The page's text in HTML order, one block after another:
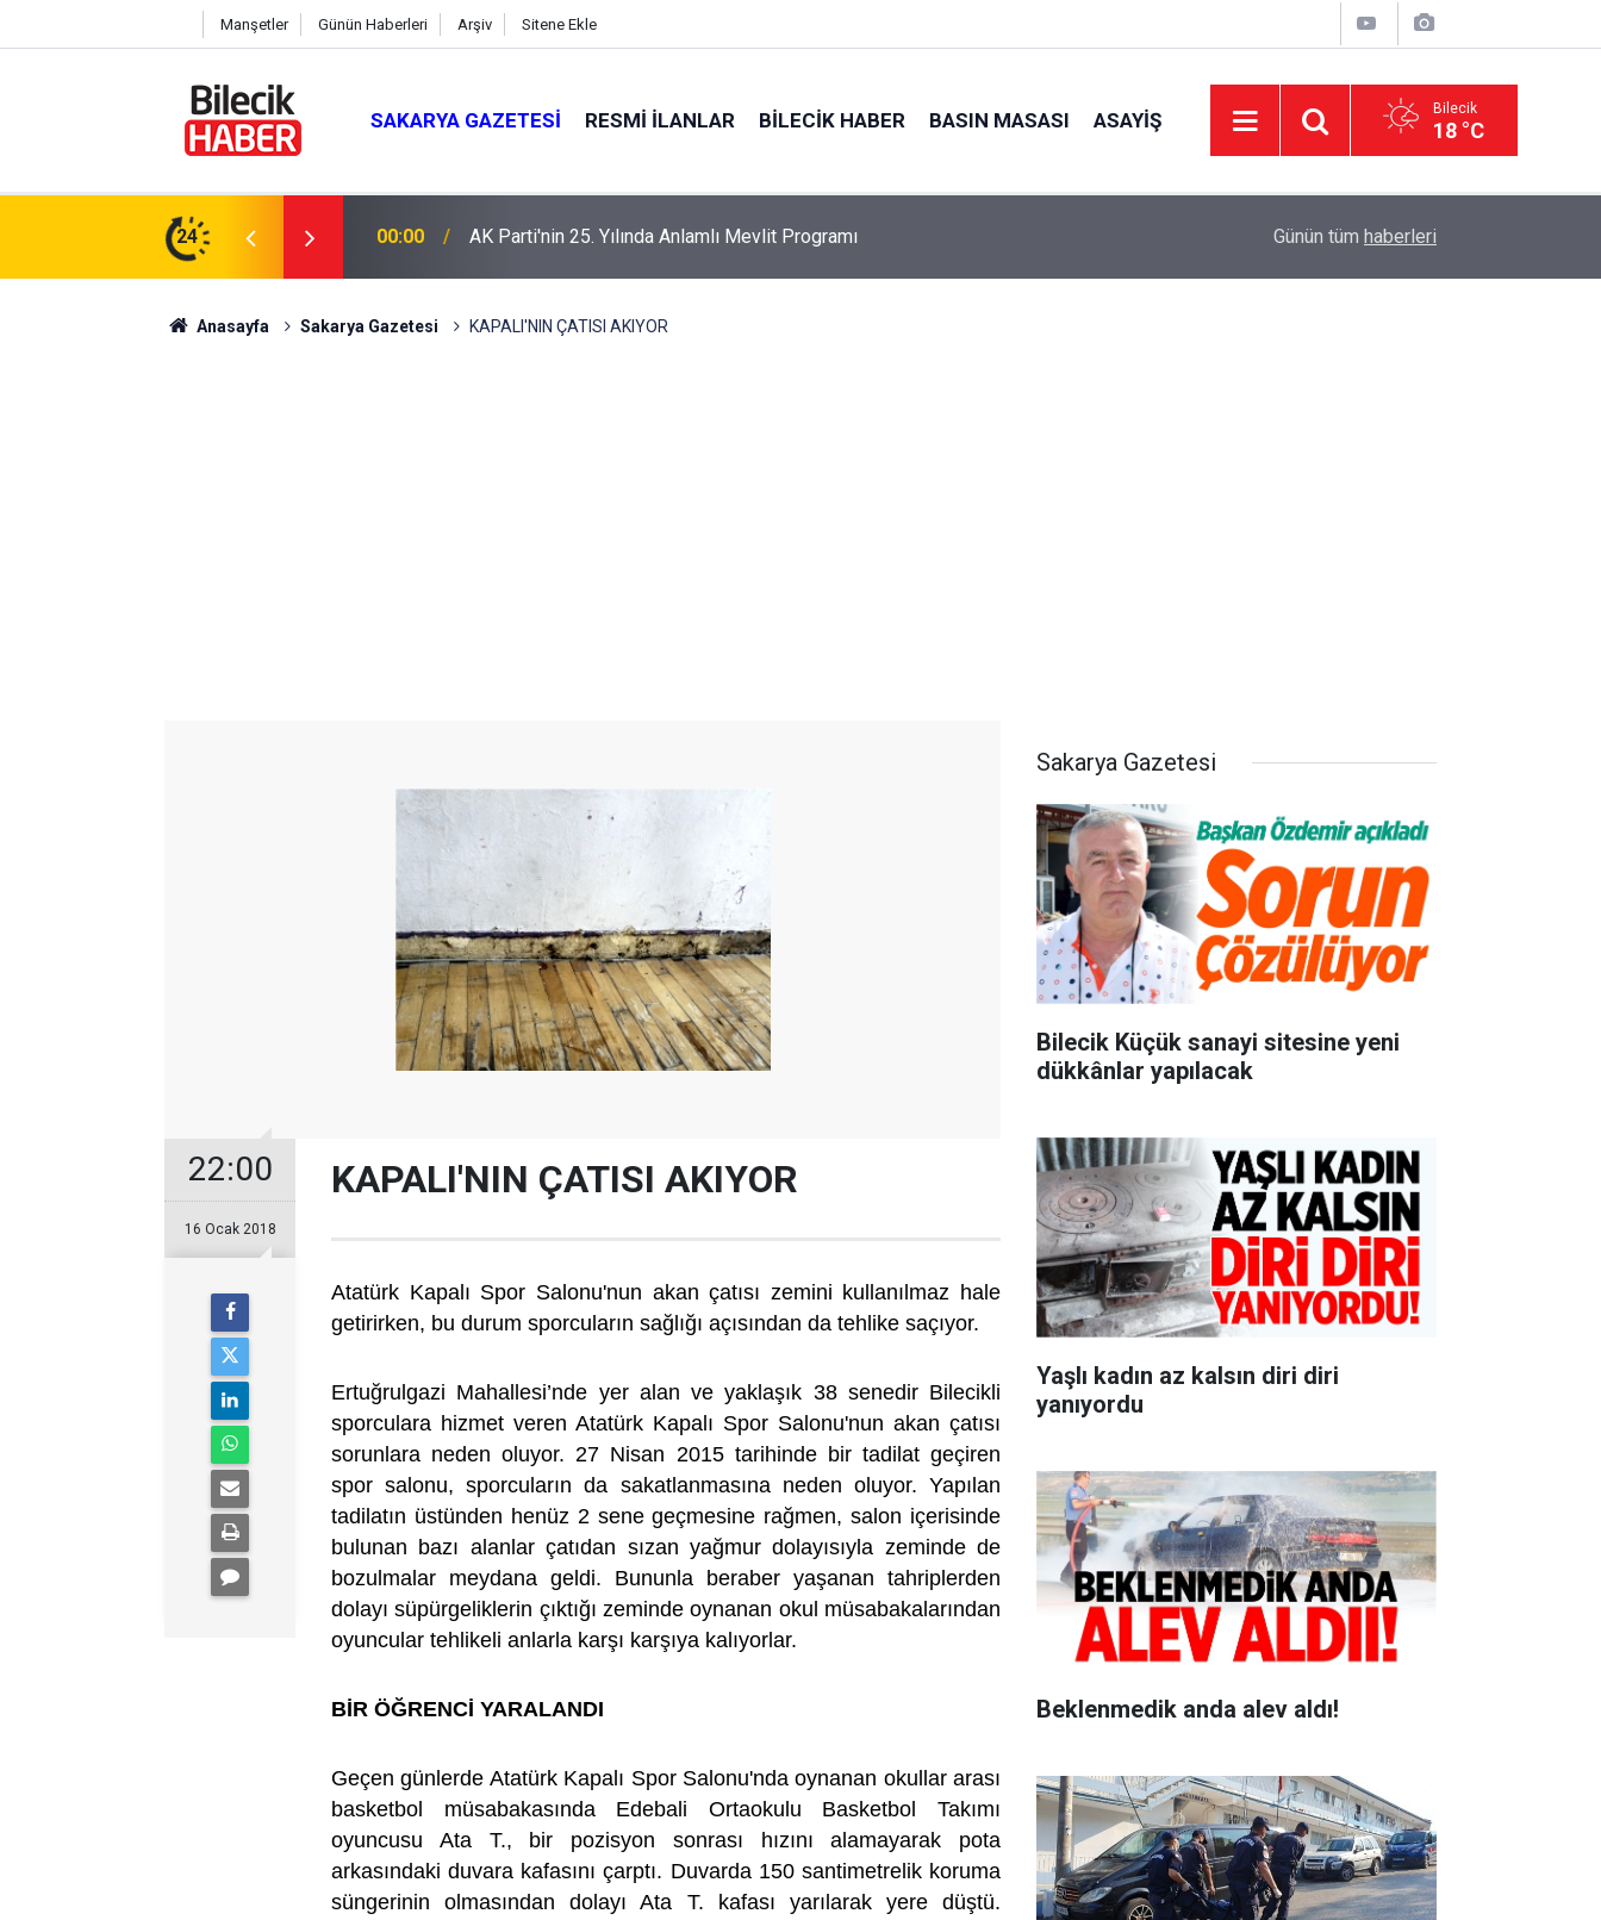
Manşetler Günün Haberleri Arşiv Sitene Ekle
SAKARYA GAZETESI RESMI İLANLAR BILECIK HABER BASIN MASASI ASAYIŞ Bilecik
18 °C
24 16:04 Saman balyaları küle döndü İl Genel Meclisi’nden okullara 1.8 milyon TL
Günün tüm haberleri
Anasayfa Sakarya Gazetesi KAPALI'NIN ÇATISI AKIYOR
22:00
16 Ocak 2018
KAPALI'NIN ÇATISI AKIYOR
Atatürk Kapalı Spor Salonu'nun akan çatısı zemini kullanılmaz hale
getirirken, bu durum sporcuların sağlığı açısından da tehlike saçıyor.
Ertuğrulgazi Mahallesi’nde yer alan ve yaklaşık 38 senedir Bilecikli
sporculara hizmet veren Atatürk Kapalı Spor Salonu'nun akan çatısı
sorunlara neden oluyor. 27 Nisan 2015 tarihinde bir tadilat geçiren
spor salonu, sporcuların da sakatlanmasına neden oluyor. Yapılan
tadilatın üstünden henüz 2 sene geçmesine rağmen, salon içerisinde
bulunan bazı alanlar çatıdan sızan yağmur dolayısıyla zeminde de
bozulmalar meydana geldi. Bununla beraber yaşanan tahriplerden
dolayı süpürgeliklerin çıktığı zeminde oynanan okul müsabakalarından
oyuncular tehlikeli anlarla karşı karşıya kalıyorlar.
BİR ÖĞRENCİ YARALANDI
Geçen günlerde Atatürk Kapalı Spor Salonu'nda oynanan okullar arası
basketbol müsabakasında Edebali Ortaokulu Basketbol Takımı
oyuncusu Ata T., bir pozisyon sonrası hızını alamayarak pota
arkasındaki duvara kafasını çarptı. Duvarda 150 santimetrelik koruma
süngerinin olmasından dolayı Ata T. kafası yarılarak yere düştü.
Sakarya Gazetesi
Bilecik Küçük sanayi sitesine yeni
dükkânlar yapılacak
Yaşlı kadın az kalsın diri diri
yanıyordu
Beklenmedik anda alev aldı!